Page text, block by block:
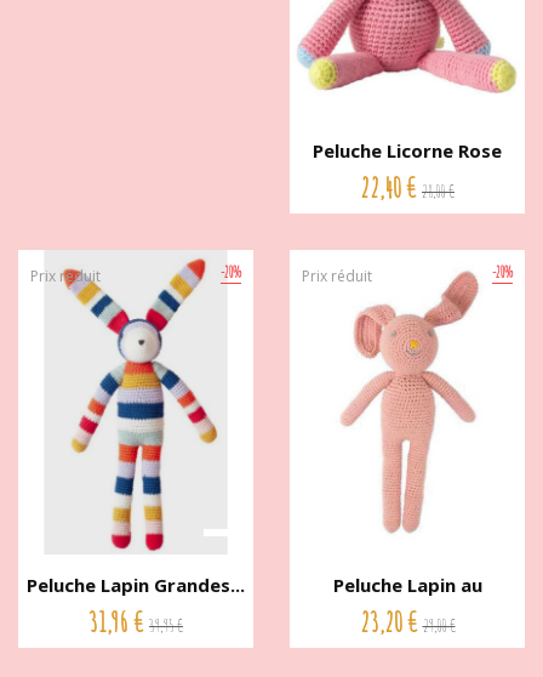
Peluche Licorne Rose
Coton...
22,40 € 28,00 €
-20%
Prix réduit
Peluche Lapin Grandes...
31,96 € 39,95 €
-20%
Prix réduit
Peluche Lapin au
crochet...
23,20 € 29,00 €